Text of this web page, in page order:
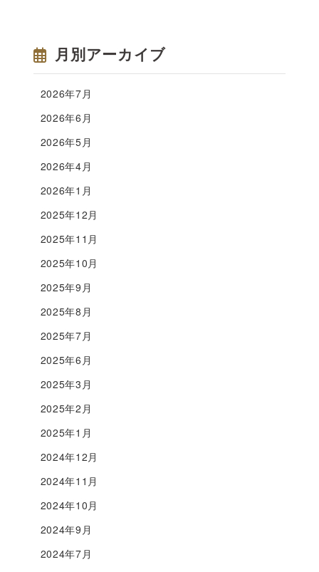
月別アーカイブ
2026年7月
2026年6月
2026年5月
2026年4月
2026年1月
2025年12月
2025年11月
2025年10月
2025年9月
2025年8月
2025年7月
2025年6月
2025年3月
2025年2月
2025年1月
2024年12月
2024年11月
2024年10月
2024年9月
2024年7月